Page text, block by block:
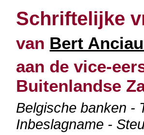
Schriftelijke
van Bert
aan de vice-
Buitenlandse
Belgische banken -
Inbeslagname -